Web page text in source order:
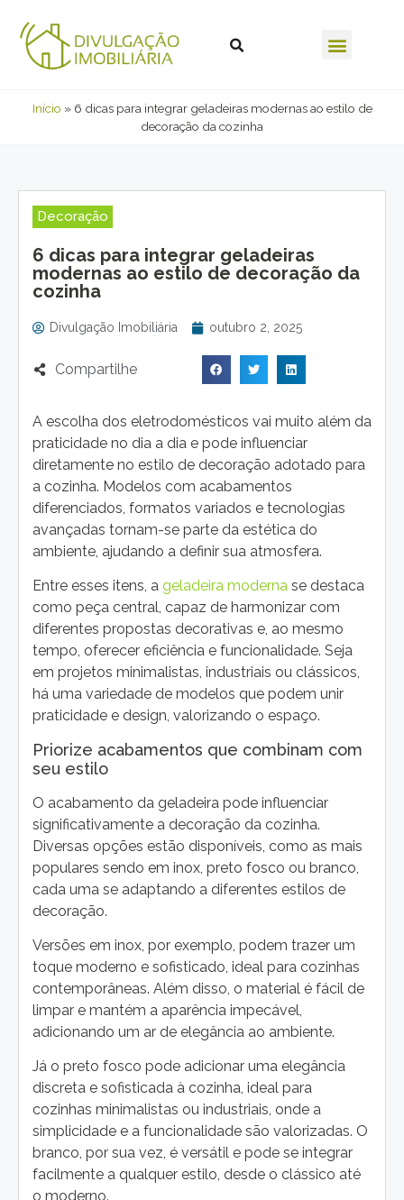
Início » 6 dicas para integrar geladeiras modernas ao estilo de
decoração da cozinha
Decoração
6 dicas para integrar geladeiras
modernas ao estilo de decoração da
cozinha
Divulgação Imobiliária outubro 2, 2025
Compartilhe
A escolha dos eletrodomésticos vai muito além da
praticidade no dia a dia e pode influenciar
diretamente no estilo de decoração adotado para
a cozinha. Modelos com acabamentos
diferenciados, formatos variados e tecnologias
avançadas tornam-se parte da estética do
ambiente, ajudando a definir sua atmosfera.
Entre esses itens, a geladeira moderna se destaca
como peça central, capaz de harmonizar com
diferentes propostas decorativas e, ao mesmo
tempo, oferecer eficiência e funcionalidade. Seja
em projetos minimalistas, industriais ou clássicos,
há uma variedade de modelos que podem unir
praticidade e design, valorizando o espaço.
Priorize acabamentos que combinam com
seu estilo
O acabamento da geladeira pode influenciar
significativamente a decoração da cozinha.
Diversas opções estão disponíveis, como as mais
populares sendo em inox, preto fosco ou branco,
cada uma se adaptando a diferentes estilos de
decoração.
Versões em inox, por exemplo, podem trazer um
toque moderno e sofisticado, ideal para cozinhas
contemporâneas. Além disso, o material é fácil de
limpar e mantém a aparência impecável,
adicionando um ar de elegância ao ambiente.
Já o preto fosco pode adicionar uma elegância
discreta e sofisticada à cozinha, ideal para
cozinhas minimalistas ou industriais, onde a
simplicidade e a funcionalidade são valorizadas. O
branco, por sua vez, é versátil e pode se integrar
facilmente a qualquer estilo, desde o clássico até
o moderno.